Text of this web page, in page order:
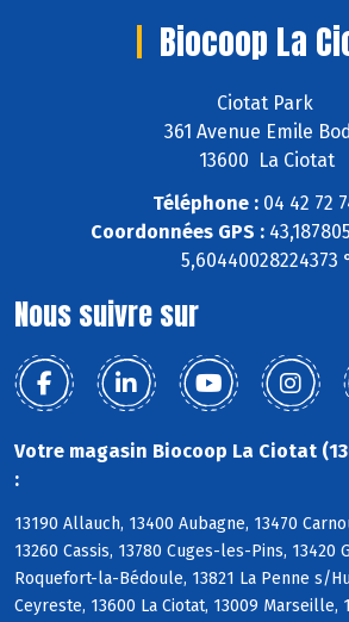
Biocoop La
Ciotat Park
361 Avenue Emile
13600 La Ciotat
Téléphone : 04 42 72
Coordonnées GPS :
5,60440028224373
Nous suivre sur
Votre magasin Biocoop La Ciotat
:
13190 Allauch, 13400 Aubagne, 13470
13260 Cassis, 13780 Cuges-les-Pins, 13420
Roquefort-la-Bédoule, 13821 La Penne s/
Ceyreste, 13600 La Ciotat, 13009 Marseille,